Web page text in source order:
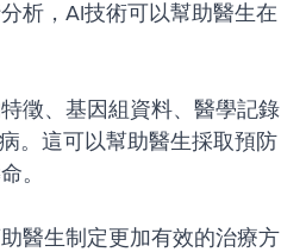
析，AI技術可以幫助醫生在
徵、基因組資料、醫學記錄
。這可以幫助醫生採取預防
。
醫生制定更加有效的治療方